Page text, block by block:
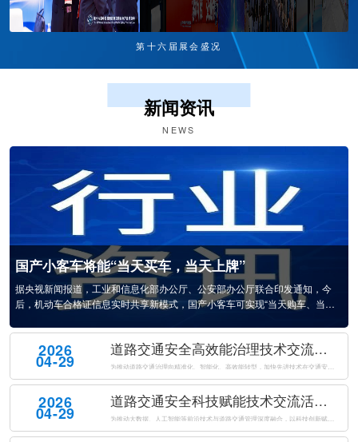
第十六届展会盛况
新闻资讯
NEWS
国产小客车将能“当天买车，当天上牌”
据央视新闻报道，工业和信息化部办公厅、公安部办公厅联合印发通知，今
后，机动车合格证信息实时共享新模式，国产小客车可实现“当天购车、当天
部门和公安部门实时共享，实现数据“秒级”传送，进一步提升了购车上牌效
率。相关负责人表示，这次政策不...
2026
04-29
道路交通安全高效能治理技术交流活动成功举办
2026
04-29
道路交通安全科技赋能技术交流活动成功举办